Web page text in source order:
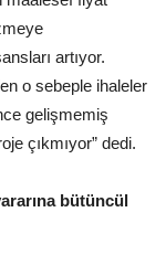
artıyor.
o sebeple ihaleler
gelişmemiş
çıkmıyor” dedi.
bütüncül